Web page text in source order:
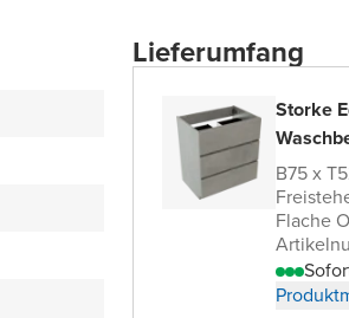
Lieferumfang
Storke
B75 x
Flache